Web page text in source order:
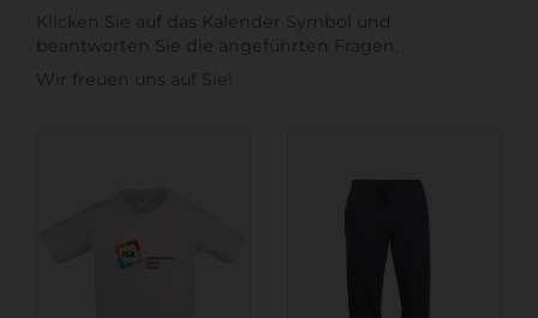
Klicken Sie auf das Kalender Symbol und
beantworten Sie die angeführten Fragen.
Wir freuen uns auf Sie!